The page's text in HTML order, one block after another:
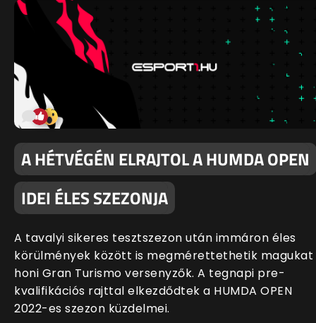
A HÉTVÉGÉN ELRAJTOL A HUMDA OPEN
IDEI ÉLES SZEZONJA
A tavalyi sikeres tesztszezon után immáron éles
körülmények között is megmérettethetik magukat
honi Gran Turismo versenyzők. A tegnapi pre-
kvalifikációs rajttal elkezdődtek a HUMDA OPEN
2022-es szezon küzdelmei.